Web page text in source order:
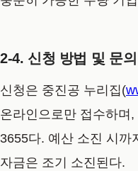
2-4. 신청 방법 및 문의
신청은 중진공 누리집(
온라인으로만 접수하며
3655다. 예산 소진 시까
자금은 조기 소진된다.